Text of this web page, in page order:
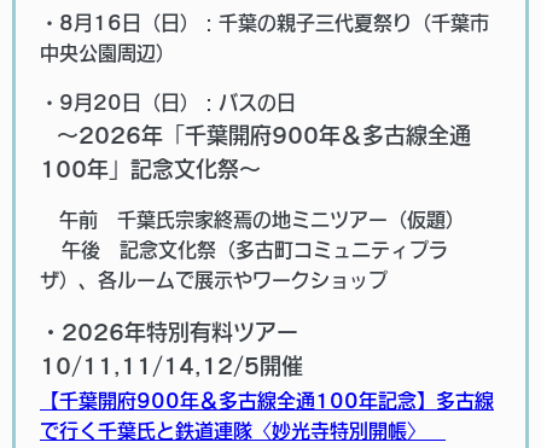
・8月16日（日）：千葉の親子三代夏祭り（千葉市
中央公園周辺）
・9月20日（日）：バスの日
～2026年「千葉開府900年＆多古線全通
100年」記念文化祭～
午前 千葉氏宗家終焉の地ミニツアー（仮題）
午後 記念文化祭（多古町コミュニティプラ
ザ）、各ルームで展示やワークショップ
・2026年特別有料ツアー
10/11,11/14,12/5開催
【千葉開府900年＆多古線全通100年記念】 多古線
で行く千葉氏と鉄道連隊〈妙光寺特別開帳〉